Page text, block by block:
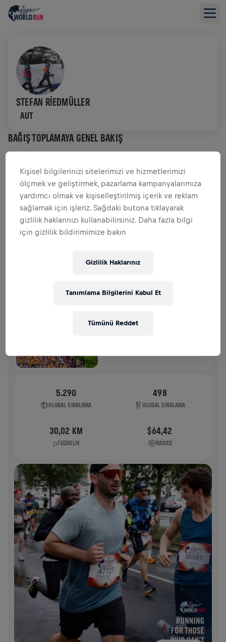
STEFAN RIEDMÜLLER
AUT
BAĞIŞ TOPLAMAYA GENEL BAKIŞ
$0,00 TOPLANAN BAĞIŞ $0,00 HEDEF
BAĞIŞLAR BAĞIŞ YAP
Fark yaratmak için bağış yap! Bağışların tamamı
omurilik felci araştırmaları için kullanılacak.
04 May 2025
5.290
GLOBAL SIRALAMA
498
ULUSAL SIRALAMA
30,02 KM
UZAKLIK
$64,42
RAISED
Kişisel bilgilerinizi sitelerimizi ve hizmetlerimizi
ölçmek ve geliştirmek, pazarlama kampanyalarımıza
yardımcı olmak ve kişiselleştirilmiş içerik ve reklam
sağlamak için işleriz. Sağdaki butona tıklayarak
gizlilik haklarınızı kullanabilirsiniz. Daha fazla bilgi
için gizlilik bildirimimize bakın
Gizlilik Haklarınız
Tümünü Reddet
Tanımlama Bilgilerini Kabul Et